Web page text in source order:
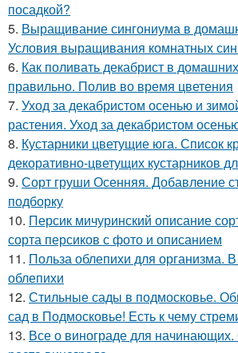
посадкой?
5. Выращивание сингониума в
Условия выращивания комнатных
6. Как поливать декабрист в
правильно. Полив во время цветения
7. Уход за декабристом осенью и
растения. Уход за декабристом
8. Кустарники цветущие юга. Список
декоративно-цветущих кустарников
9. Сорт груши Осенняя. Добавление
подборку
10. Персик мичуринский описание
сорта персиков с фото и описанием
11. Польза облепихи для организма.
облепихи
12. Стильные сады в подмосковье.
сад в Подмосковье! Есть к чему
13. Все о винограде для начинающих.